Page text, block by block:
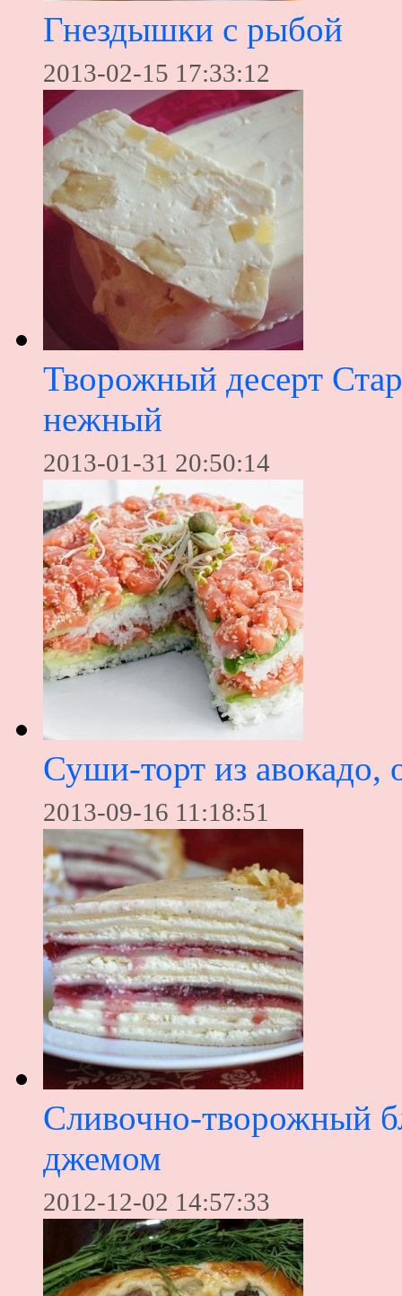
Гнездышки с рыбой
2013-02-15 17:33:12
Творожный десерт
нежный
2013-01-31 20:50:14
Суши-торт из авокадо,
2013-09-16 11:18:51
Сливочно-творожный
джемом
2012-12-02 14:57:33